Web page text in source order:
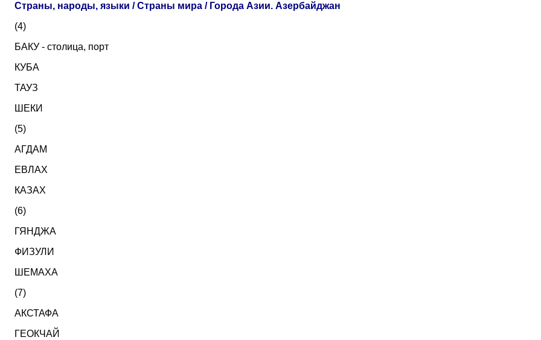
Страны, народы, языки / Страны мира / Города Азии. Азербайджан
(4)
БАКУ - столица, порт
КУБА
ТАУЗ
ШЕКИ
(5)
АГДАМ
ЕВЛАХ
КАЗАХ
(6)
ГЯНДЖА
ФИЗУЛИ
ШЕМАХА
(7)
АКСТАФА
ГЕОКЧАЙ